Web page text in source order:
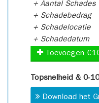
+ Aantal Schades
+ Schadebedrag
+ Schadelocatie
+ Schadedatum
Toevoegen
Topsnelheid & 0-
Download het